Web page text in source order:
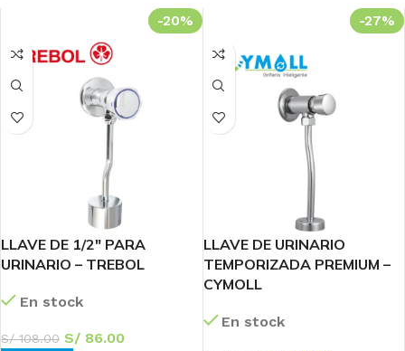
-20%
LLAVE DE 1/2″ PARA
URINARIO – TREBOL
En stock
S/108.00 S/ 86.00
-27%
LLAVE DE URINARIO
TEMPORIZADA PREMIUM –
CYMOLL
En stock